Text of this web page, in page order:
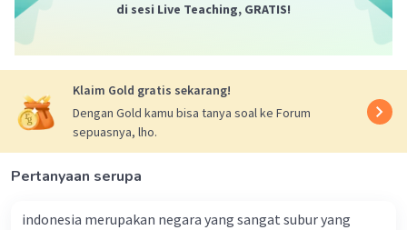
di sesi Live Teaching, GRATIS!
Klaim Gold gratis sekarang!
Dengan Gold kamu bisa tanya soal ke Forum
sepuasnya, lho.
Pertanyaan serupa
indonesia merupakan negara yang sangat subur yang